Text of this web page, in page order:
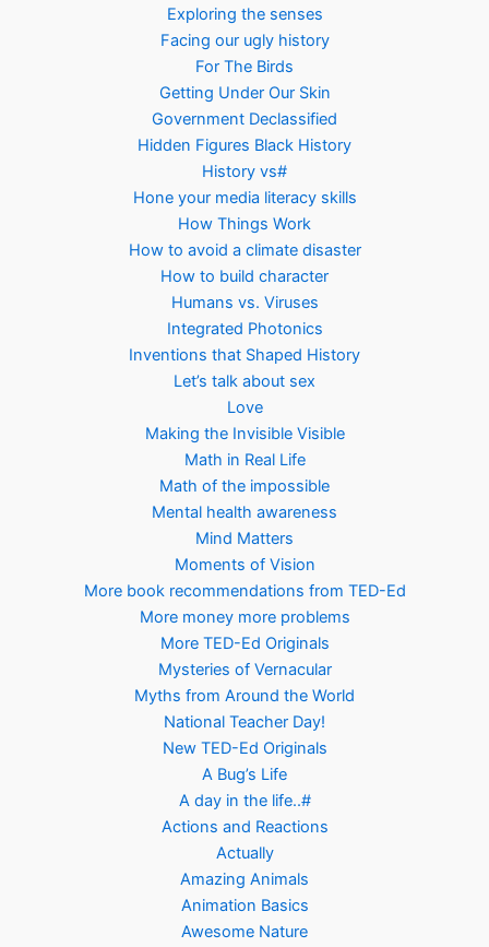
Exploring the senses
Facing our ugly history
For The Birds
Getting Under Our Skin
Government Declassified
Hidden Figures Black History
History vs#
Hone your media literacy skills
How Things Work
How to avoid a climate disaster
How to build character
Humans vs. Viruses
Integrated Photonics
Inventions that Shaped History
Let’s talk about sex
Love
Making the Invisible Visible
Math in Real Life
Math of the impossible
Mental health awareness
Mind Matters
Moments of Vision
More book recommendations from TED-Ed
More money more problems
More TED-Ed Originals
Mysteries of Vernacular
Myths from Around the World
National Teacher Day!
New TED-Ed Originals
A Bug’s Life
A day in the life..#
Actions and Reactions
Actually
Amazing Animals
Animation Basics
Awesome Nature